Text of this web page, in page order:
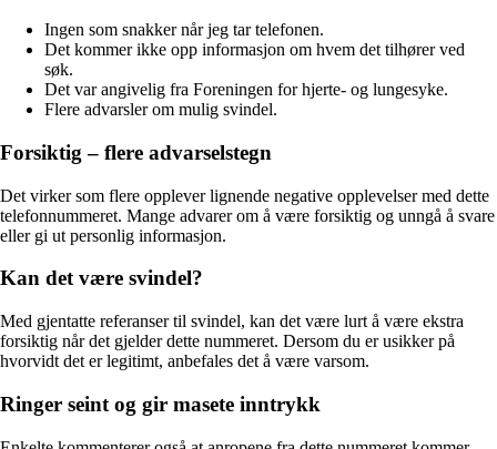
Ingen som snakker når jeg tar telefonen.
Det kommer ikke opp informasjon om hvem det tilhører ved
søk.
Det var angivelig fra Foreningen for hjerte- og lungesyke.
Flere advarsler om mulig svindel.
Forsiktig – flere advarselstegn
Det virker som flere opplever lignende negative opplevelser med dette
telefonnummeret. Mange advarer om å være forsiktig og unngå å svare
eller gi ut personlig informasjon.
Kan det være svindel?
Med gjentatte referanser til svindel, kan det være lurt å være ekstra
forsiktig når det gjelder dette nummeret. Dersom du er usikker på
hvorvidt det er legitimt, anbefales det å være varsom.
Ringer seint og gir masete inntrykk